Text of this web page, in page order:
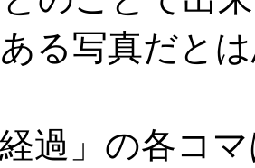
る写真だと
経過」の各コ